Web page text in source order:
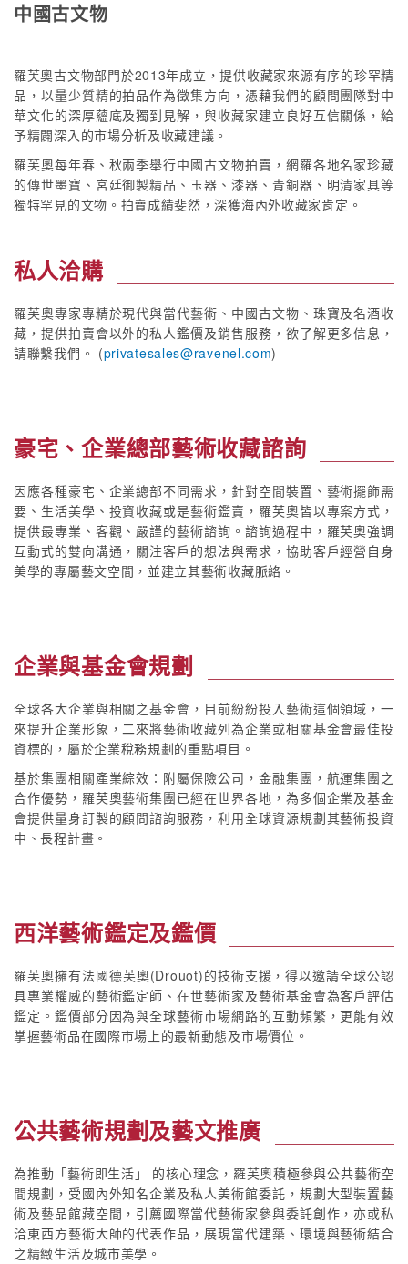
中國古文物
羅芙奧古文物部門於2013年成立，提供收藏家來源有序的珍罕精
品，以量少質精的拍品作為徵集方向，憑藉我們的顧問團隊對中
華文化的深厚蘊底及獨到見解，與收藏家建立良好互信關係，給
予精闢深入的市場分析及收藏建議。
羅芙奧每年春、秋兩季舉行中國古文物拍賣，網羅各地名家珍藏
的傳世墨寶、宮廷御製精品、玉器、漆器、青銅器、明清家具等
獨特罕見的文物。拍賣成績斐然，深獲海內外收藏家肯定。
私人洽購
羅芙奧專家專精於現代與當代藝術、中國古文物、珠寶及名酒收
藏，提供拍賣會以外的私人鑑價及銷售服務，欲了解更多信息，
請聯繫我們。 (privatesales@ravenel.com)
豪宅、企業總部藝術收藏諮詢
因應各種豪宅、企業總部不同需求，針對空間裝置、藝術擺飾需
要、生活美學、投資收藏或是藝術鑑賣，羅芙奧皆以專案方式，
提供最專業、客觀、嚴謹的藝術諮詢。諮詢過程中，羅芙奧強調
互動式的雙向溝通，關注客戶的想法與需求，協助客戶經營自身
美學的專屬藝文空間，並建立其藝術收藏脈絡。
企業與基金會規劃
全球各大企業與相關之基金會，目前紛紛投入藝術這個領域，一
來提升企業形象，二來將藝術收藏列為企業或相關基金會最佳投
資標的，屬於企業稅務規劃的重點項目。
基於集團相關產業綜效：附屬保險公司，金融集團，航運集團之
合作優勢，羅芙奧藝術集團已經在世界各地，為多個企業及基金
會提供量身訂製的顧問諮詢服務，利用全球資源規劃其藝術投資
中、長程計畫。
西洋藝術鑑定及鑑價
羅芙奧擁有法國德芙奧(Drouot)的技術支援，得以邀請全球公認
具專業權威的藝術鑑定師、在世藝術家及藝術基金會為客戶評估
鑑定。鑑價部分因為與全球藝術市場網路的互動頻繁，更能有效
掌握藝術品在國際市場上的最新動態及市場價位。
公共藝術規劃及藝文推廣
為推動「藝術即生活」 的核心理念，羅芙奧積極參與公共藝術空
間規劃，受國內外知名企業及私人美術館委託，規劃大型裝置藝
術及藝品館藏空間，引薦國際當代藝術家參與委託創作，亦或私
洽東西方藝術大師的代表作品，展現當代建築、環境與藝術結合
之精緻生活及城市美學。